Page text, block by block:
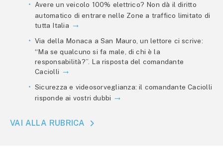
Avere un veicolo 100% elettrico? Non dà il diritto
automatico di entrare nelle Zone a traffico limitato di
tutta Italia
Via della Monaca a San Mauro, un lettore ci scrive:
“Ma se qualcuno si fa male, di chi è la
responsabilità?”. La risposta del comandante
Caciolli
Sicurezza e videosorveglianza: il comandante Caciolli
risponde ai vostri dubbi
VAI ALLA RUBRICA